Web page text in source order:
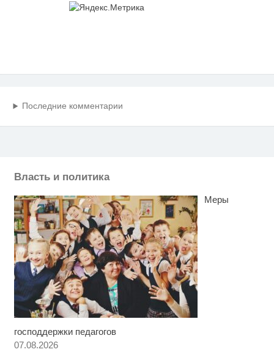
Последние комментарии
Власть и политика
Меры
господдержки педагогов
07.08.2026
Ролик длится несколько секунд,